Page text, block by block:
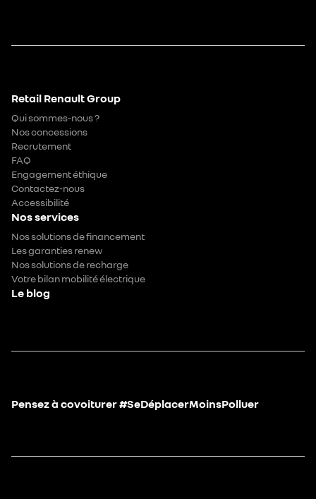
Retail Renault Group
Qui sommes-nous ?
Nos concessions
Recrutement
FAQ
Engagement éthique
Contactez-nous
Accessibilité
Nos services
Nos solutions de financement
Les garanties renew
Nos solutions de recharge
Votre bilan mobilité électrique
Le blog
Pensez à covoiturer #SeDéplacerMoinsPolluer